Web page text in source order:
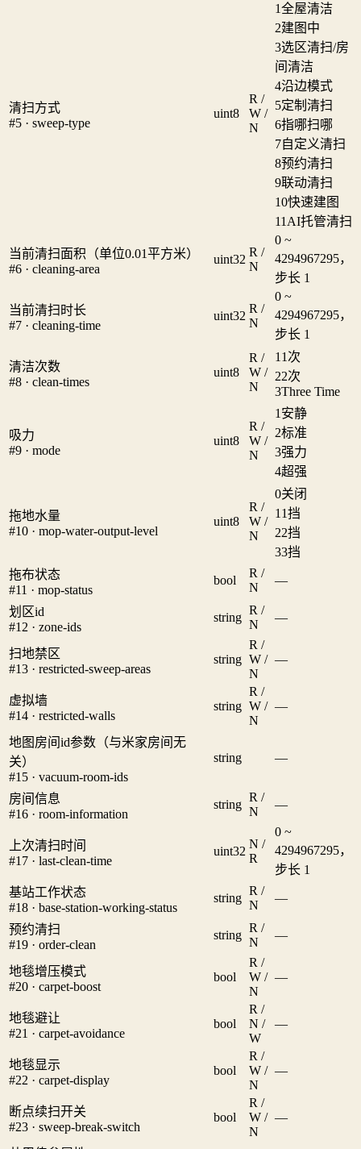
清扫方式
#5 · sweep-type
uint8
R /
W /
N
1全屋清洁
2建图中
3选区清扫/房
间清洁
4沿边模式
5定制清扫
6指哪扫哪
7自定义清扫
8预约清扫
9联动清扫
10快速建图
11 AI托管清扫
当前清扫面积（单位0.01平方米）
#6 · cleaning-area
uint32
R /
N
0 ~
4294967295，
步长 1
当前清扫时长
#7 · cleaning-time
uint32
R /
N
0 ~
4294967295，
步长 1
清洁次数
#8 · clean-times
uint8
R /
W /
N
1 1次
22次
3Three Time
吸力
#9 · mode
uint8
R /
W /
N
1 安静
2标准
3强力
4超强
拖地水量
#10 · mop-water-output-level
uint8
R /
W /
N
0关闭
1 1挡
22挡
33挡
拖布状态
#11 · mop-status
bool
R /
N
—
划区id
#12 · zone-ids
string
R /
N
—
扫地禁区
#13 · restricted-sweep-areas
string
R /
W /
N
—
虚拟墙
#14 · restricted-walls
string
R /
W /
N
—
地图房间id参数（与米家房间无
关）
#15 · vacuum-room-ids
string —
房间信息
#16 · room-information
string
R /
N
—
上次清扫时间
#17 · last-clean-time
uint32
N /
R
0 ~
4294967295，
步长 1
基站工作状态
#18 · base-station-working-status
string
R /
N
—
预约清扫
#19 · order-clean
string
R /
N
—
地毯增压模式
#20 · carpet-boost
bool
R /
W /
N
—
地毯避让
#21 · carpet-avoidance
bool
R /
N /
W
—
地毯显示
#22 · carpet-display
bool
R /
W /
N
—
断点续扫开关
#23 · sweep-break-switch
bool
R /
W /
N
—